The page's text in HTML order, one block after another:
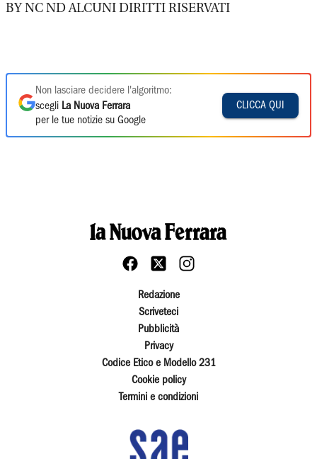
BY NC ND ALCUNI DIRITTI RISERVATI
Non lasciare decidere l'algoritmo:
scegli La Nuova Ferrara
per le tue notizie su Google
CLICCA QUI
Redazione
Scriveteci
Pubblicità
Privacy
Codice Etico e Modello 231
Cookie policy
Termini e condizioni